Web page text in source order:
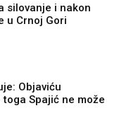
silovanje i nakon
u Crnoj Gori
Objaviću
Spajić ne može